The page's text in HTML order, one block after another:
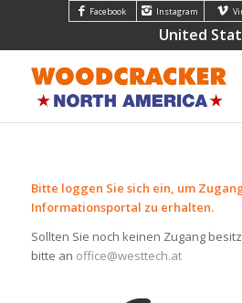
Facebook Instagram
United
Bitte loggen Sie sich ein, um
Informationsportal zu erhalten.
Sollten Sie noch keinen Zugang
bitte an office@westtech.at